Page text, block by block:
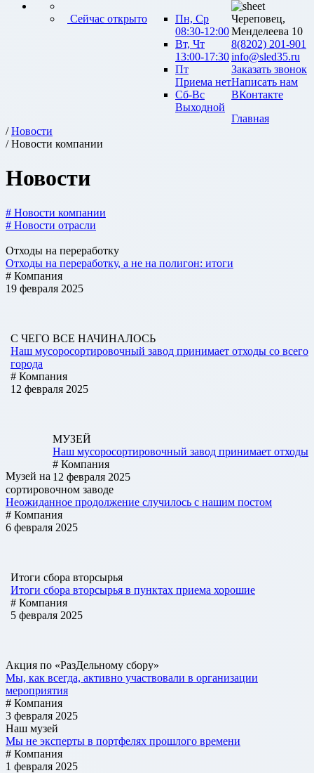
Сейчас открыто
Пн, Ср
08:30-12:00
Вт, Чт
13:00-17:30
Пт
Приема нет
Сб-Вс
Выходной
Череповец,
Менделеева 10
8(8202) 201-901
info@sled35.ru
Заказать звонок
Написать нам
ВКонтакте
Главная
/Новости
/ Новости компании
Новости
# Новости компании
# Новости отрасли
Отходы на переработку
Отходы на переработку, а не на полигон: итоги
# Компания
19 февраля 2025
С ЧЕГО ВСЕ НАЧИНАЛОСЬ
Наш мусоросортировочный завод принимает отходы со всего
города
# Компания
12 февраля 2025
МУЗЕЙ
Наш мусоросортировочный завод принимает отходы
# Компания
12 февраля 2025
Музей на
сортировочном заводе
Неожиданное продолжение случилось с нашим постом
# Компания
6 февраля 2025
Итоги сбора вторсырья
Итоги сбора вторсырья в пунктах приема хорошие
# Компания
5 февраля 2025
Акция по «РазДельному сбору»
Мы, как всегда, активно участвовали в организации
мероприятия
# Компания
3 февраля 2025
Наш музей
Мы не эксперты в портфелях прошлого времени
# Компания
1 февраля 2025